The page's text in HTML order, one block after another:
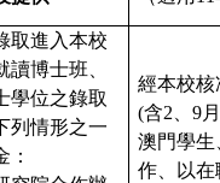
取進入本校
博士班、
學位之錄取
列情形之一
經本校核
(含2 9
澳門學生
作、以在